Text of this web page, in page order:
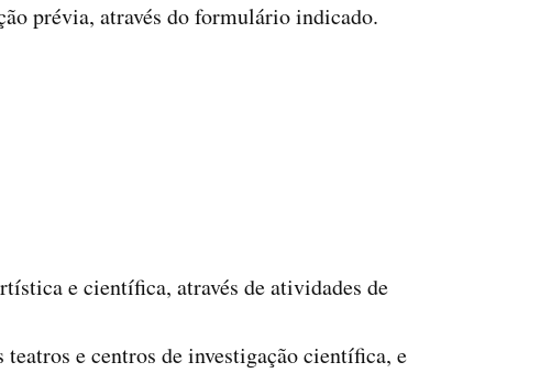
prévia, através do formulário indicado.
e científica, através de atividades de
e centros de investigação científica, e